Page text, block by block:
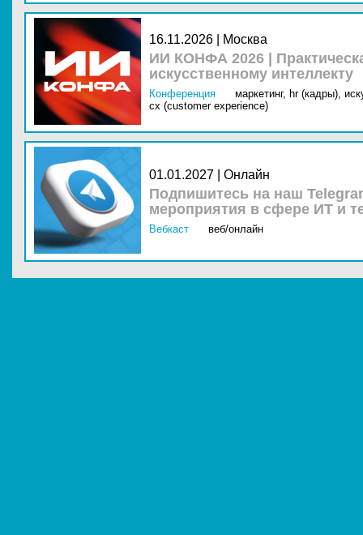
16.11.2026 | Москва
ИИ КОНФА 2026 |
искусственному интеллекту
Конференция маркетинг, hr (кадры),
cx (customer experience)
01.01.2027 | Онлайн
Подпишитесь на наш
мероприятия в сфере ИТ и
Вебкаст веб/онлайн